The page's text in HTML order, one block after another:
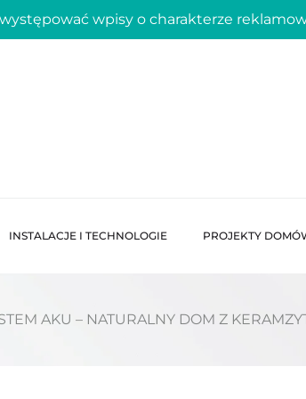
wpisy o charakterze
INSTALACJE I TECHNOLOGIE PROJEKTY
AKU – NATURALNY DOM Z